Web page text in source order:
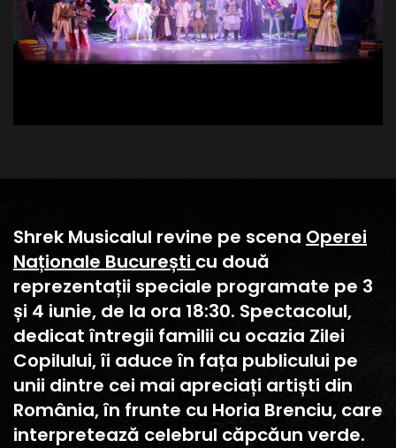
Shrek Musicalul revine pe scena Operei
Naționale București cu două
reprezentații speciale programate pe 3
și 4 iunie, de la ora 18:30. Spectacolul,
dedicat întregii familii cu ocazia Zilei
Copilului, îi aduce în fața publicului pe
unii dintre cei mai apreciați artiști din
România, în frunte cu Horia Brenciu, care
interpretează celebrul căpcăun verde.